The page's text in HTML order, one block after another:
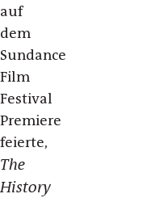
auf
dem
Sundance
Film
Festival
Premiere
feierte,
The
History